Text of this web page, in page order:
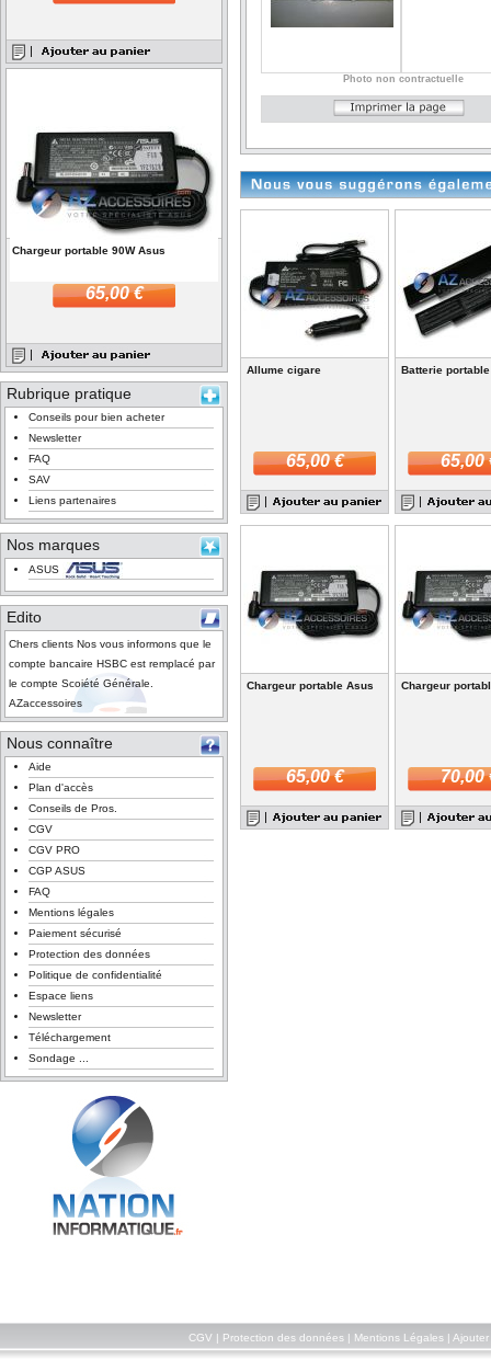
Chargeur portable 90W Asus
65,00 €
Rubrique pratique
Conseils pour bien acheter
Newsletter
FAQ
SAV
Liens partenaires
Nos marques
ASUS
Edito
Chers clients Nos vous informons que le
compte bancaire HSBC est remplacé par
le compte Scoiété Générale.
AZaccessoires
Nous connaître
Aide
Plan d'accès
Conseils de Pros.
CGV
CGV PRO
CGP ASUS
FAQ
Mentions légales
Paiement sécurisé
Protection des données
Politique de confidentialité
Espace liens
Newsletter
Téléchargement
Sondage ...
Photo non contractuelle
Allume cigare
65,00 €
Batterie
65,00
Chargeur portable Asus
65,00 €
Chargeur
70,00
CGV Protection des données| Mentions Légales| Ajouter